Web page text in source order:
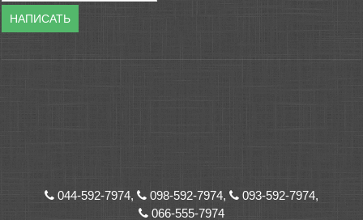
НАПИСАТЬ
044-592-7974, 098-592-7974,
093-592-7974,
066-555-7974